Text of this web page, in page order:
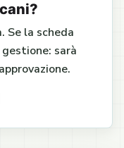
Se la scheda
sarà